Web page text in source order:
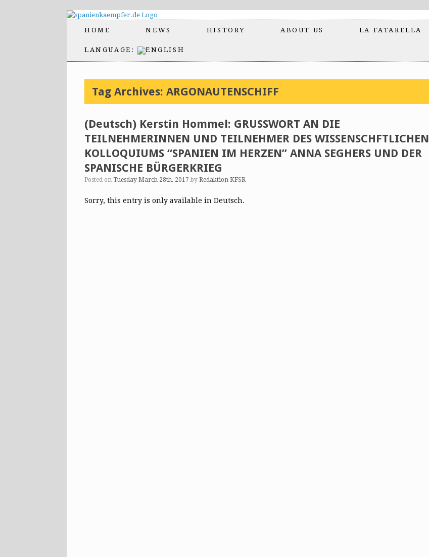
HOME NEWS HISTORY ABOUT US LA FATARELLA
LANGUAGE:
Tag Archives: ARGONAUTENSCHIFF
(Deutsch) Kerstin Hommel: GRUSSWORT AN DIE
TEILNEHMERINNEN UND TEILNEHMER DES WISSENSCHFTLICHEN
KOLLOQUIUMS “SPANIEN IM HERZEN” ANNA SEGHERS UND DER
SPANISCHE BÜRGERKRIEG
Posted on Tuesday March 28th, 2017 by Redaktion KFSR
Sorry, this entry is only available in Deutsch.